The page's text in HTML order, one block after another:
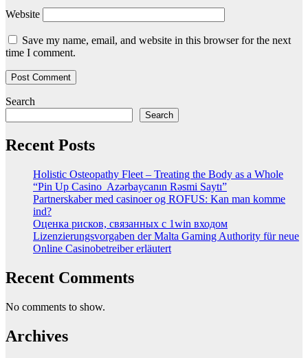
Website
Save my name, email, and website in this browser for the next
time I comment.
Search
Search
Recent Posts
Holistic Osteopathy Fleet – Treating the Body as a Whole
“Pin Up Casino ️ Azərbaycanın Rəsmi Saytı”
Partnerskaber med casinoer og ROFUS: Kan man komme
ind?
Оценка рисков, связанных с 1win входом
Lizenzierungsvorgaben der Malta Gaming Authority für neue
Online Casinobetreiber erläutert
Recent Comments
No comments to show.
Archives